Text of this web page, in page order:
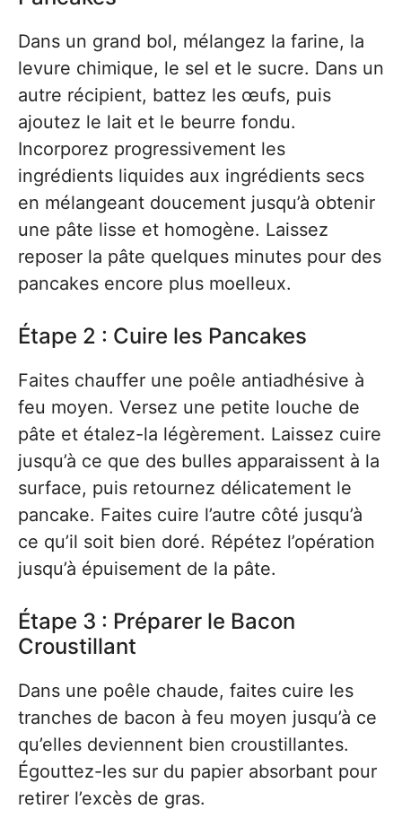
Dans un grand bol, mélangez la farine, la
levure chimique, le sel et le sucre. Dans un
autre récipient, battez les œufs, puis
ajoutez le lait et le beurre fondu.
Incorporez progressivement les
ingrédients liquides aux ingrédients secs
en mélangeant doucement jusqu’à obtenir
une pâte lisse et homogène. Laissez
reposer la pâte quelques minutes pour des
pancakes encore plus moelleux.
Étape 2 : Cuire les Pancakes
Faites chauffer une poêle antiadhésive à
feu moyen. Versez une petite louche de
pâte et étalez-la légèrement. Laissez cuire
jusqu’à ce que des bulles apparaissent à la
surface, puis retournez délicatement le
pancake. Faites cuire l’autre côté jusqu’à
ce qu’il soit bien doré. Répétez l’opération
jusqu’à épuisement de la pâte.
Étape 3 : Préparer le Bacon
Croustillant
Dans une poêle chaude, faites cuire les
tranches de bacon à feu moyen jusqu’à ce
qu’elles deviennent bien croustillantes.
Égouttez-les sur du papier absorbant pour
retirer l’excès de gras.